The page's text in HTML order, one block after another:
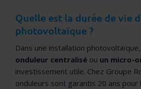
Quelle est la durée de vie
photovoltaïque ?
Dans une installation
onduleur centralisé ou un micro-
investissement utile. Chez Groupe
onduleurs sont garantis 20 ans